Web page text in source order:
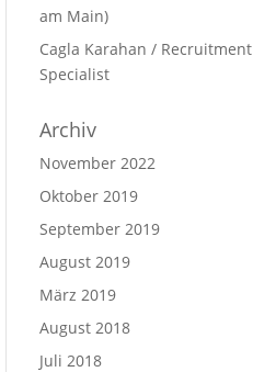
am Main)
Cagla Karahan / Recruitment
Specialist
Archiv
November 2022
Oktober 2019
September 2019
August 2019
März 2019
August 2018
Juli 2018